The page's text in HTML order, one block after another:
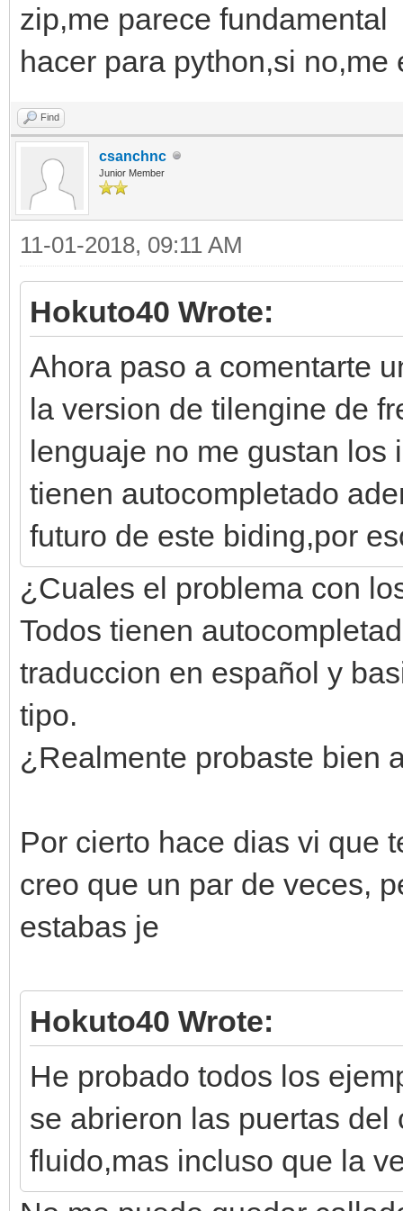
zip,me parece
hacer para python,si
Find
csanchnc
Junior Member
11-01-2018, 09:11 AM
Hokuto40 Wrote:
Ahora paso a comentarte
la version de tilengine de
lenguaje no me gustan los
tienen autocompletado
futuro de este biding,por
¿Cuales el problema con
Todos tienen
traduccion en español y
tipo.
¿Realmente probaste bien
Por cierto hace dias vi que
creo que un par de veces,
estabas je
Hokuto40 Wrote:
He probado todos los
se abrieron las puertas
fluido,mas incluso que la